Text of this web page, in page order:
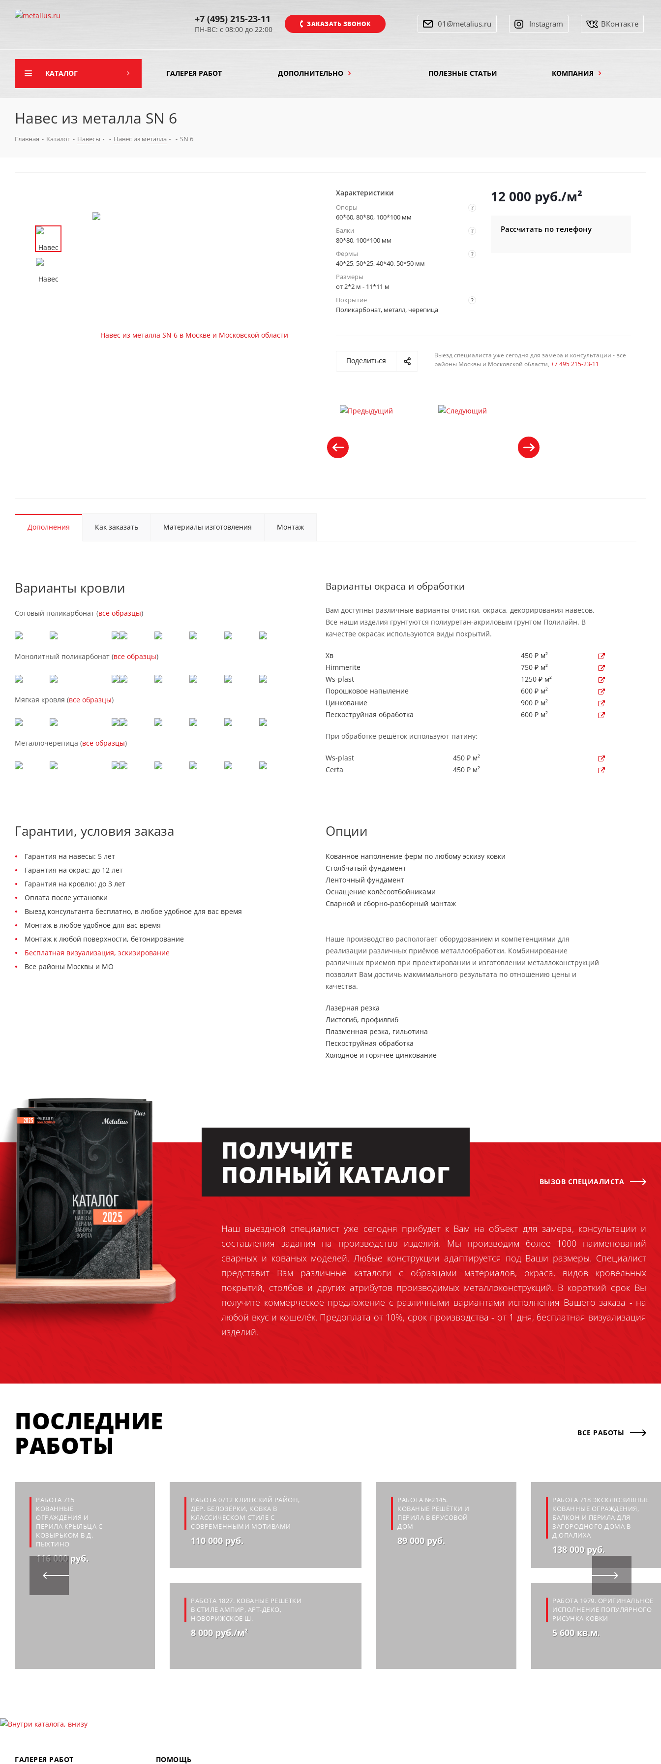
ЗАКАЗАТЬ ЗВОНОК 01@metalius.ru Instagram ВКонтакте
+7 (495) 215-23-11
ПН-ВС: с 08:00 до 22:00
КАТАЛОГ ГАЛЕРЕЯ РАБОТ ДОПОЛНИТЕЛЬНО ПОЛЕЗНЫЕ СТАТЬИ КОМПАНИЯ
Навес из металла SN 6
Главная - Каталог - Навесы - Навес из металла - SN 6
Характеристики
?
Опоры
60*60, 80*80, 100*100 мм
?
Балки
80*80, 100*100 мм
?
Фермы
40*25, 50*25, 40*40, 50*50 мм
Размеры
от 2*2 м - 11*11 м
?
Покрытие
Поликарбонат, металл, черепица
12 000 руб./м²
Рассчитать по телефону
Поделиться
Выезд специалиста уже сегодня для замера и консультации - все
районы Москвы и Московской области, +7 495 215-23-11
Дополнения Как заказать Материалы изготовления Монтаж
Варианты кровли
Сотовый поликарбонат (все образцы)
Монолитный поликарбонат (все образцы)
Мягкая кровля (все образцы)
Металлочерепица (все образцы)
Варианты окраса и обработки
Вам доступны различные варианты очистки, окраса, декорирования навесов.
Все наши изделия грунтуются полиуретан-акриловым грунтом Полилайн. В
качестве окрасак используются виды покрытий.
Хв
450 ₽ м²
Himmerite
750 ₽ м²
Ws-plast
1250 ₽ м²
Порошковое напыление
600 ₽ м²
Цинкование
900 ₽ м²
Пескоструйная обработка
600 ₽ м²
При обработке решёток используют патину:
Ws-plast
450 ₽ м²
Certa
450 ₽ м²
Гарантии, условия заказа
Гарантия на навесы: 5 лет
Гарантия на окрас: до 12 лет
Гарантия на кровлю: до 3 лет
Оплата после установки
Выезд консультанта бесплатно, в любое удобное для вас время
Монтаж в любое удобное для вас время
Монтаж к любой поверхности, бетонирование
Бесплатная визуализация, эскизирование
Все районы Москвы и МО
Опции
Кованное наполнение ферм по любому эскизу ковки
Столбчатый фундамент
Ленточный фундамент
Оснащение колёсоотбойниками
Сварной и сборно-разборный монтаж
Наше производство распологает оборудованием и компетенциями для
реализации различных приёмов металлообработки. Комбинирование
различных приемов при проектировании и изготовлении металлоконструкций
позволит Вам достичь макмимального результата по отношению цены и
качества.
Лазерная резка
Листогиб, профилгиб
Плазменная резка, гильотина
Пескоструйная обработка
Холодное и горячее цинкование
ПОЛУЧИТЕ
ПОЛНЫЙ КАТАЛОГ
ВЫЗОВ СПЕЦИАЛИСТА
Наш выездной специалист уже сегодня прибудет к Вам на объект для замера, консультации и
составления задания на производство изделий. Мы производим более 1000 наименований
сварных и кованых моделей. Любые конструкции адаптируется под Ваши размеры. Специалист
представит Вам различные каталоги с образцами материалов, окраса, видов кровельных
покрытий, столбов и других атрибутов производимых металлоконструкций. В короткий срок Вы
получите коммерческое предложение с различными вариантами исполнения Вашего заказа - на
любой вкус и кошелёк. Предоплата от 10%, срок производства - от 1 дня, бесплатная визуализация
изделий.
ПОСЛЕДНИЕ
РАБОТЫ
ВСЕ РАБОТЫ
РАБОТА 715
КОВАННЫЕ
ОГРАЖДЕНИЯ И
ПЕРИЛА КРЫЛЬЦА С
КОЗЫРЬКОМ В Д.
ПЫХТИНО
116 000 руб.
РАБОТА 0712 КЛИНСКИЙ РАЙОН,
ДЕР. БЕЛОЗЁРКИ, КОВКА В
КЛАССИЧЕСКОМ СТИЛЕ С
СОВРЕМЕННЫМИ МОТИВАМИ
110 000 руб.
РАБОТА 1827. КОВАНЫЕ РЕШЕТКИ
В СТИЛЕ АМПИР, АРТ-ДЕКО,
НОВОРИЖСКОЕ Ш.
8 000 руб./м²
РАБОТА №2145.
КОВАНЫЕ РЕШЁТКИ И
ПЕРИЛА В БРУСОВОЙ
ДОМ
89 000 руб.
РАБОТА 718 ЭКСКЛЮЗИВНЫЕ
КОВАННЫЕ ОГРАЖДЕНИЯ,
БАЛКОН И ПЕРИЛА ДЛЯ
ЗАГОРОДНОГО ДОМА В
Д.ОПАЛИХА
138 000 руб.
РАБОТА 1979. ОРИГИНАЛЬНОЕ
ИСПОЛНЕНИЕ ПОПУЛЯРНОГО
РИСУНКА КОВКИ
5 600 кв.м.
ГАЛЕРЕЯ РАБОТ ПОМОЩЬ